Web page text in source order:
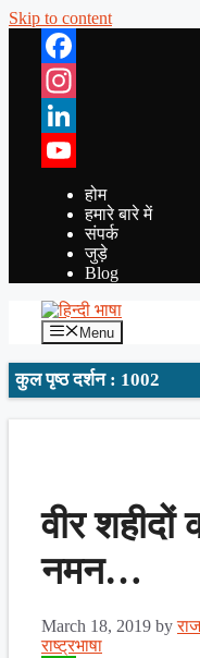
Skip to content
Facebook
Instagram
LinkedIn
YouTube
होम
हमारे बारे में
संपर्क
जुड़े
Blog
Menu
कुल पृष्ठ दर्शन : 1002
वीर शहीदों
नमन…
March 18, 2019 by
राष्ट्रभाषा